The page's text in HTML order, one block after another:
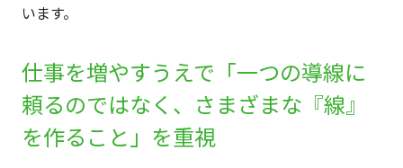
います。
仕事を増やすうえで「一つの導線に
頼るのではなく、さまざまな『線』
を作ること」を重視